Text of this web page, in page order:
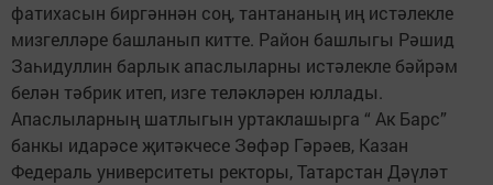
фатихасын биргәннән соң, тантананың иң истәлекле
мизгелләре башланып китте. Район башлыгы Рәшид
Заһидуллин барлык апаслыларны истәлекле бәйрәм
белән тәбрик итеп, изге теләкләрен юллады.
Апаслыларның шатлыгын уртаклашырга “ Ак Барс”
банкы идарәсе җитәкчесе Зөфәр Гәрәев, Казан
Федераль университеты ректоры, Татарстан Дәүләт